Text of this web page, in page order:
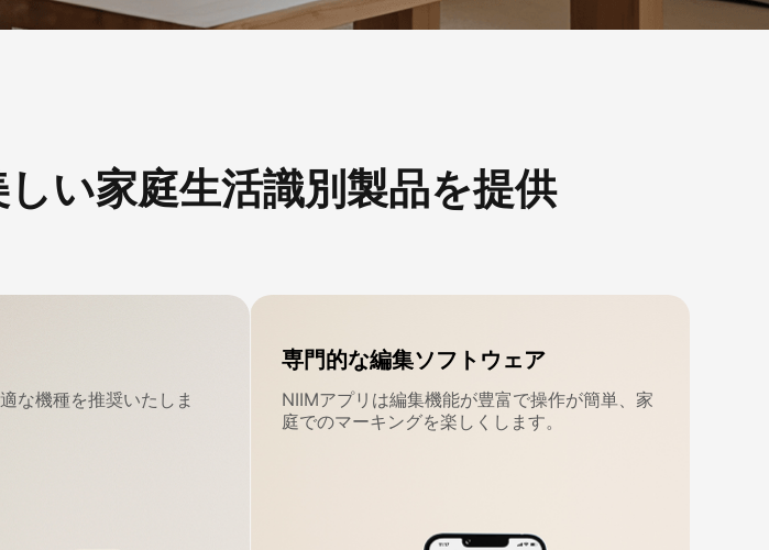
い家庭生活識別製品を提供
な機種を推奨いたしま
専門的な編集ソフトウェア
NIIMアプリは編集機能が豊富で操作が簡単、家
庭でのマーキングを楽しくします。